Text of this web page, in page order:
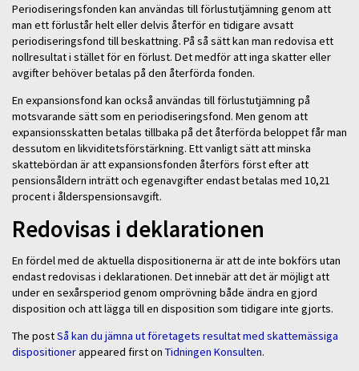
Periodiseringsfonden kan användas till förlustutjämning genom att
man ett förlustår helt eller delvis återför en tidigare avsatt
periodiseringsfond till beskattning. På så sätt kan man redovisa ett
nollresultat i stället för en förlust. Det medför att inga skatter eller
avgifter behöver betalas på den återförda fonden.
En expansionsfond kan också användas till förlustutjämning på
motsvarande sätt som en periodiseringsfond. Men genom att
expansionsskatten betalas tillbaka på det återförda beloppet får man
dessutom en likviditetsförstärkning. Ett vanligt sätt att minska
skattebördan är att expansionsfonden återförs först efter att
pensionsåldern inträtt och egenavgifter endast betalas med 10,21
procent i ålderspensionsavgift.
Redovisas i deklarationen
En fördel med de aktuella dispositionerna är att de inte bokförs utan
endast redovisas i deklarationen. Det innebär att det är möjligt att
under en sexårsperiod genom omprövning både ändra en gjord
disposition och att lägga till en disposition som tidigare inte gjorts.
The postSå kan du jämna ut företagets resultat med skattemässiga
dispositionerappeared first on Tidningen Konsulten.